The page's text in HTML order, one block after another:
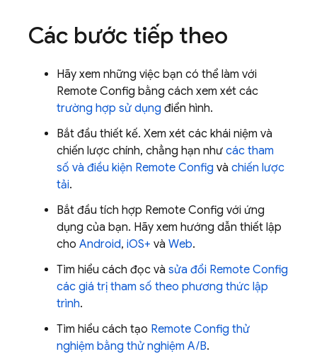
Các bước tiếp theo
Hãy xem những việc bạn có thể làm với
Remote Config bằng cách xem xét các
trường hợp sử dụng điển hình.
Bắt đầu thiết kế. Xem xét các khái niệm và
chiến lược chính, chẳng hạn như các tham
số và điều kiện Remote Config và chiến lược
tải.
Bắt đầu tích hợp Remote Config với ứng
dụng của bạn. Hãy xem hướng dẫn thiết lập
cho Android, iOS+ và Web.
Tìm hiểu cách đọc và sửa đổi Remote Config
các giá trị tham số theo phương thức lập
trình.
Tìm hiểu cách tạo Remote Config thử
nghiệm bằng thử nghiệm A/B.